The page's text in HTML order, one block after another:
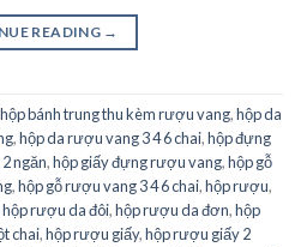
READING →
hộp bánh trung thu kèm rượu vang,hộp da
,hộp da rượu vang 3 4 6 chai,hộp đựng
ngăn,hộp giấy đựng rượu vang,hộp gỗ
,hộp gỗ rượu vang 3 4 6 chai,hộp rượu,
hộp rượu da đôi,hộp rượu da đơn,hộp
chai,hộp rượu giấy,hộp rượu giấy 2